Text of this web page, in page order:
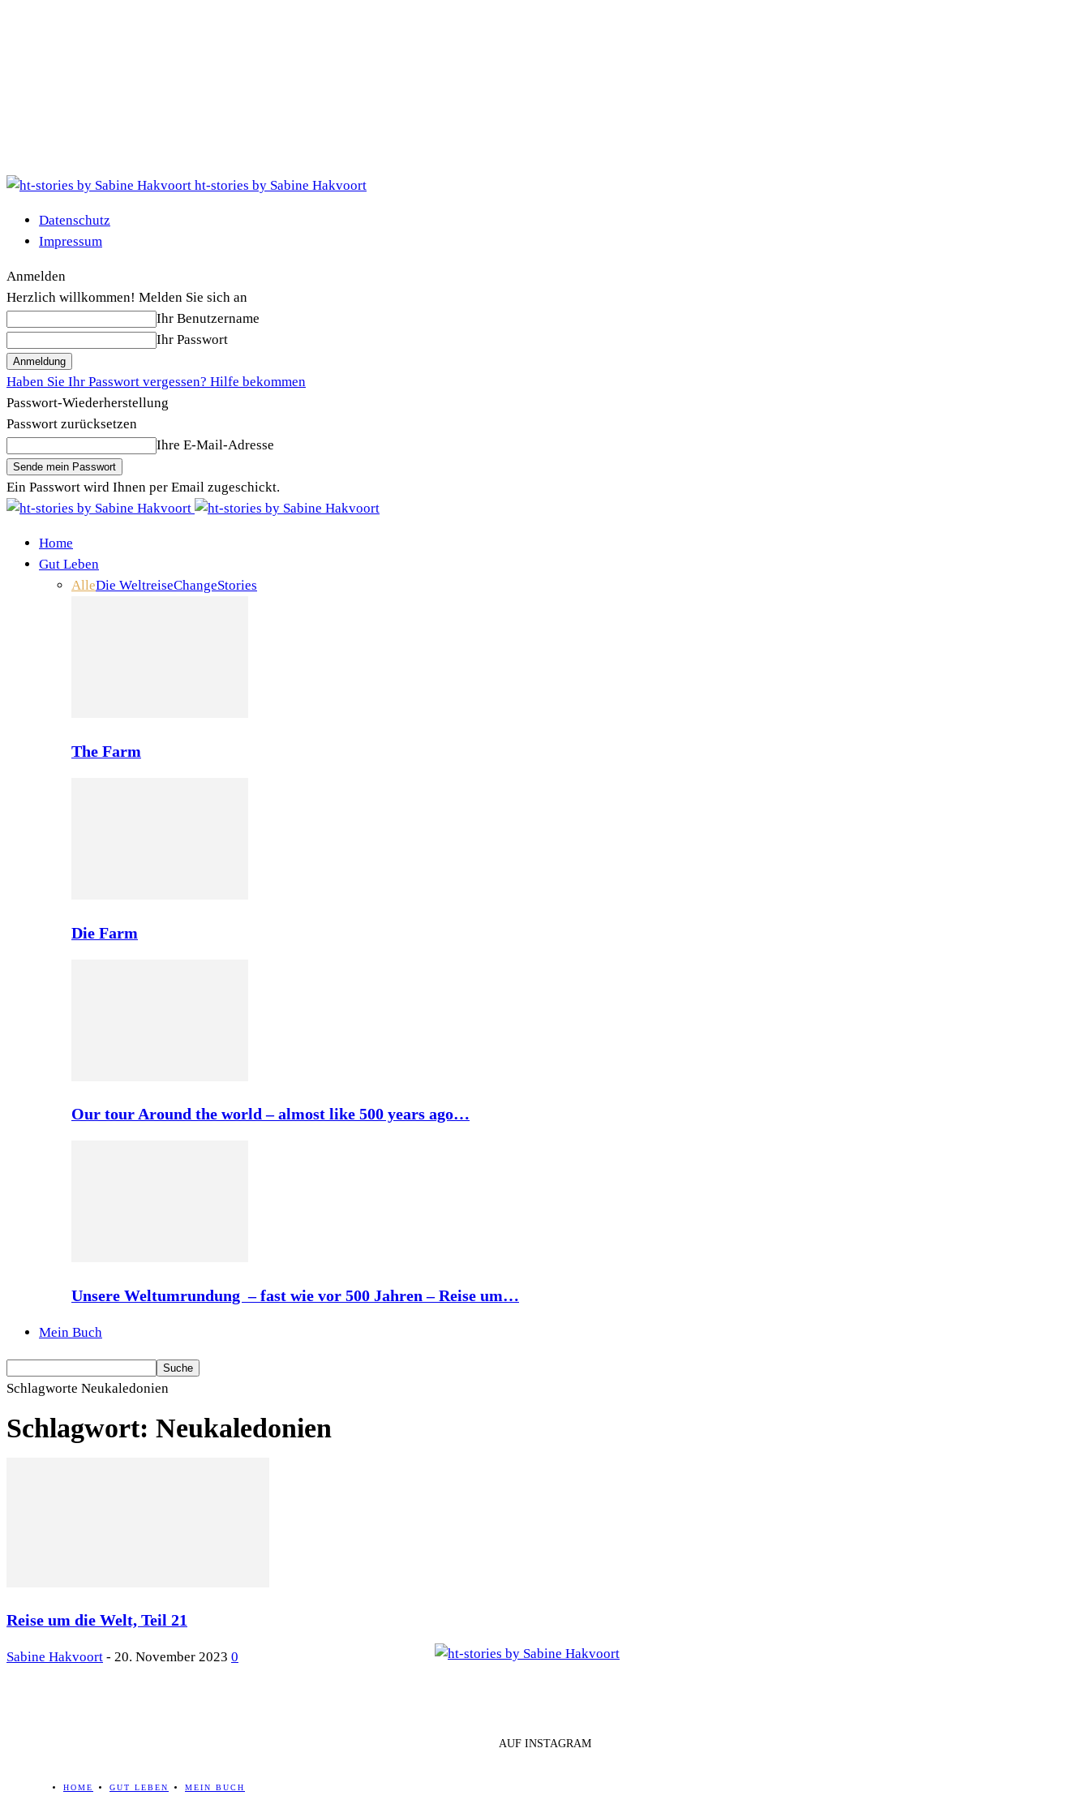
ht-stories by Sabine Hakvoort
Datenschutz
Impressum
Anmelden
Herzlich willkommen! Melden Sie sich an
Ihr Benutzername
Ihr Passwort
Haben Sie Ihr Passwort vergessen? Hilfe bekommen
Passwort-Wiederherstellung
Passwort zurücksetzen
Ihre E-Mail-Adresse
Ein Passwort wird Ihnen per Email zugeschickt.
Home
Gut Leben
AlleDie WeltreiseChangeStories
The Farm
Die Farm
Our tour Around the world – almost like 500 years ago…
Unsere Weltumrundung – fast wie vor 500 Jahren – Reise um…
Mein Buch
Schlagworte Neukaledonien
Schlagwort: Neukaledonien
Reise um die Welt, Teil 21
Sabine Hakvoort - 20. November 2023 0
AUF INSTAGRAM
HOME GUT LEBEN MEIN BUCH